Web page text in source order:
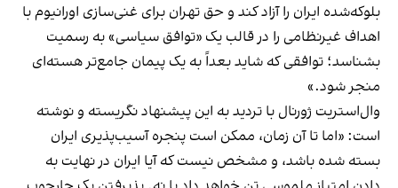
بلوکه‌شده ایران را آزاد کند و حق تهران برای غنی‌سازی اورانیوم با
اهداف غیرنظامی را در قالب یک «توافق سیاسی» به رسمیت
بشناسد؛ توافقی که شاید بعداً به یک پیمان جامع‌تر هسته‌ای
منجر شود.»
وال‌استریت ژورنال با تردید به این پیشنهاد نگریسته و نوشته
است: «اما تا آن زمان، ممکن است پنجره آسیب‌پذیری ایران
بسته شده باشد، و مشخص نیست که آیا ایران در نهایت به